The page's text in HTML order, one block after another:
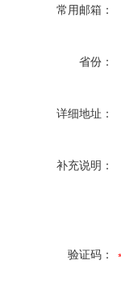
常用邮箱：
省份：
详细地址：
补充说明：
验证码：